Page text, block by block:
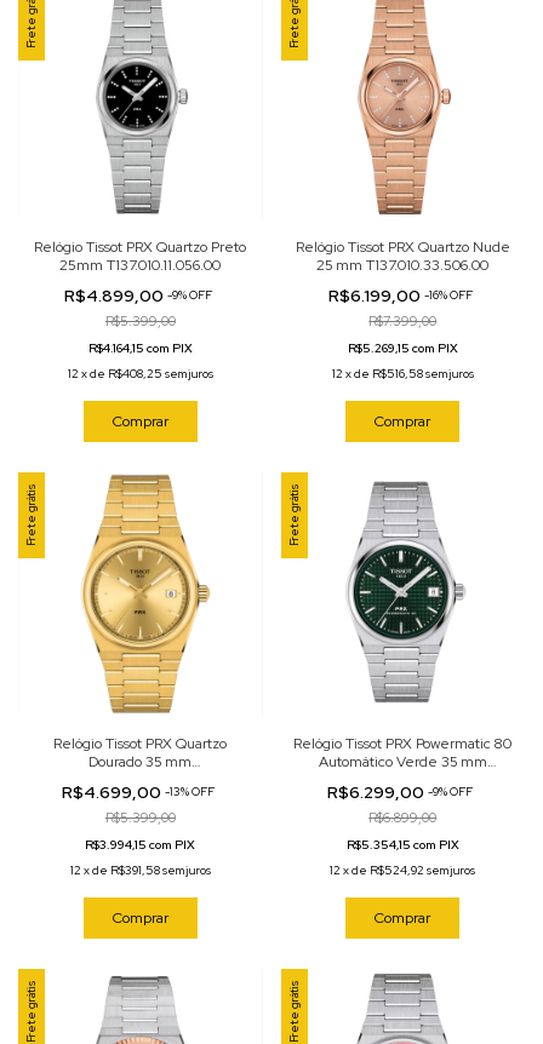
Frete grátis
Relógio Tissot PRX Quartzo Preto
25mm T137.010.11.056.00
R$4.899,00 -9%OFF
R$5.399,00
R$4.164,15 com PIX
12 xde R$408,25 sem juros
Comprar
Frete grátis
Relógio Tissot PRX Quartzo Nude
25 mm T137.010.33.506.00
R$6.199,00 -16%OFF
R$7.399,00
R$5.269,15 com PIX
12 xde R$516,58sem juros
Comprar
Frete grátis
Relógio Tissot PRX Quartzo
Dourado 35 mm
R$4.699,00 -13%OFF
R$5.399,00
R$3.994,15 com PIX
12 xde R$391,58sem juros
Comprar
Frete grátis
Relógio Tissot PRX Powermatic 80
Automático Verde 35 mm
R$6.299,00-9%OFF
R$6.899,00
R$5.354,15 com PIX
12 xde R$524,92 sem juros
Comprar
Frete grátis Frete grátis